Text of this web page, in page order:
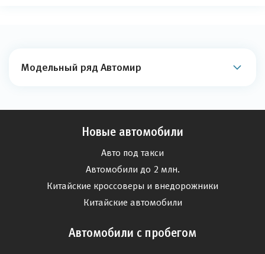
Модельный ряд Автомир
Новые автомобили
Авто под такси
Автомобили до 2 млн.
Китайские кроссоверы и внедорожники
Китайские автомобили
Автомобили с пробегом